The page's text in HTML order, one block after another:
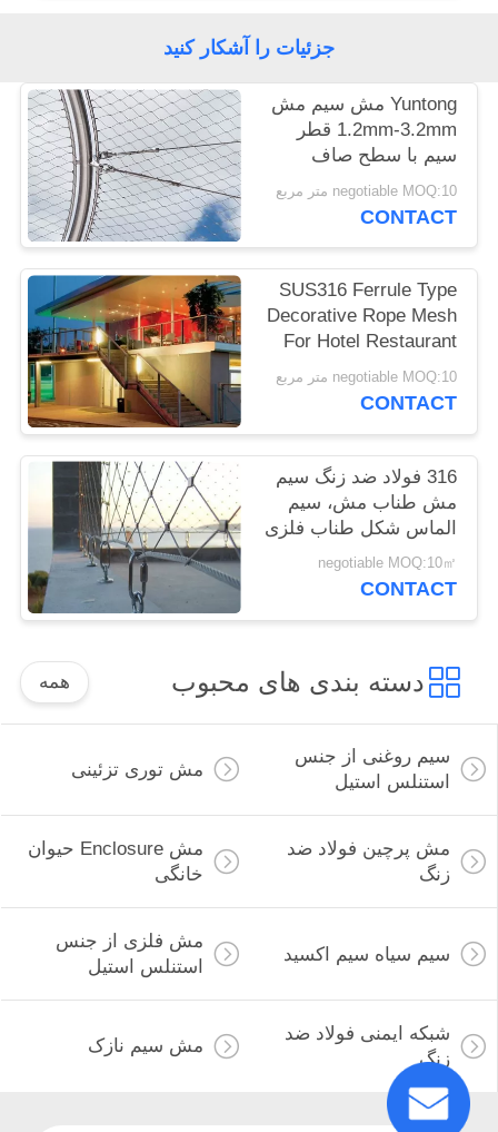
نقشه
سایت
PRIVACY
POLICY
جزئیات را آشکار کنید
Yuntong مش سیم مش
1.2mm-3.2mm قطر
سیم با سطح صاف
negotiable MOQ:10 متر مربع
CONTACT
SUS316 Ferrule Type
Decorative Rope Mesh
For Hotel Restaurant
Or Shopping Mall
negotiable MOQ:10 متر مربع
CONTACT
316 فولاد ضد زنگ سیم
مش طناب مش، سیم
الماس شکل طناب فلزی
negotiable MOQ:10㎡
CONTACT
دسته بندی های محبوب همه
سیم روغنی از جنس
استنلس استیل
مش توری تزئینی
مش پرچین فولاد ضد
زنگ
مش Enclosure حیوان
خانگی
سیم سیاه سیم اکسید
مش فلزی از جنس
استنلس استیل
شبکه ایمنی فولاد ضد
زنگ
مش سیم نازک